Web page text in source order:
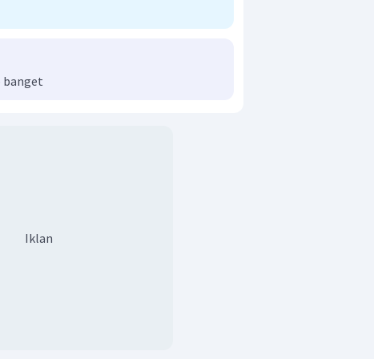
benda adalah 20 m/s.
benar adalah C.
banget
Iklan